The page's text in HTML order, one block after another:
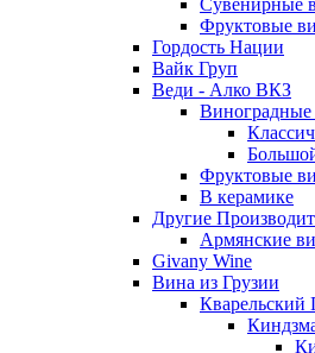
Сувенирные
Фруктовые
Гордость Нации
Вайк Груп
Веди - Алко ВКЗ
Виноградные
Фруктовые
В керамике
Другие
Армянские
Givany Wine
Вина из Грузии
Кварельский